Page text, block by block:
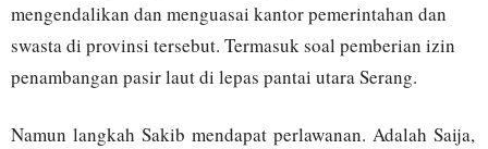
mengendalikan dan menguasai kantor pemerintahan dan
swasta di provinsi tersebut. Termasuk soal pemberian izin
penambangan pasir laut di lepas pantai utara Serang.
Namun langkah Sakib mendapat perlawanan. Adalah Saija,